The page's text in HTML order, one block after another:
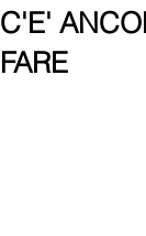
C'E'
FARE